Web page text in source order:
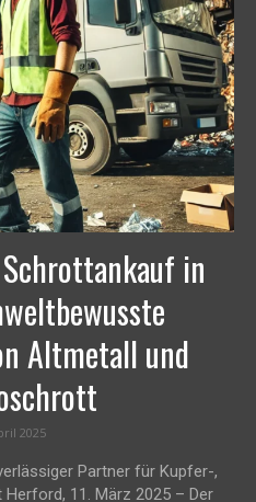
in
Altmetall und
2025
Partner für Kupfer-,
11. März 2025 – Der